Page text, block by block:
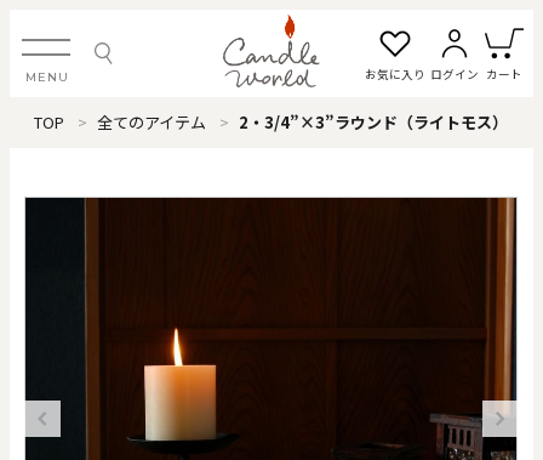
MENU お気に入り ログイン カート
ログイン・新規会員登録
すべてのアイテム
カテゴリから探す
TOP 全てのアイテム 2・3/4”×3”ラウンド（ライトモス）